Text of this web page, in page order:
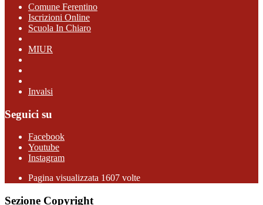
Comune Ferentino
Iscrizioni Online
Scuola In Chiaro
MIUR
Invalsi
Seguici su
Facebook
Youtube
Instagram
Pagina visualizzata 1607 volte
Sezione Copyright